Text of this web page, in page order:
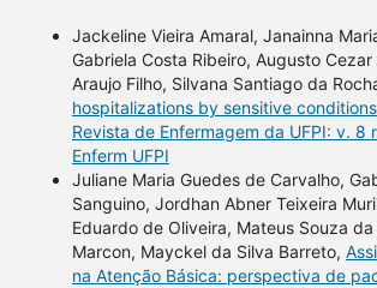
Jackeline Vieira Amaral, Janainna
Gabriela Costa Ribeiro, Augusto
Araujo Filho, Silvana Santiago da
hospitalizations by sensitive
Revista de Enfermagem da UFPI: v. 8
Enferm UFPI
Juliane Maria Guedes de Carvalho,
Sanguino, Jordhan Abner Teixeira
Eduardo de Oliveira, Mateus Souza
Marcon, Mayckel da Silva Barreto,
na Atenção Básica: perspectiva de